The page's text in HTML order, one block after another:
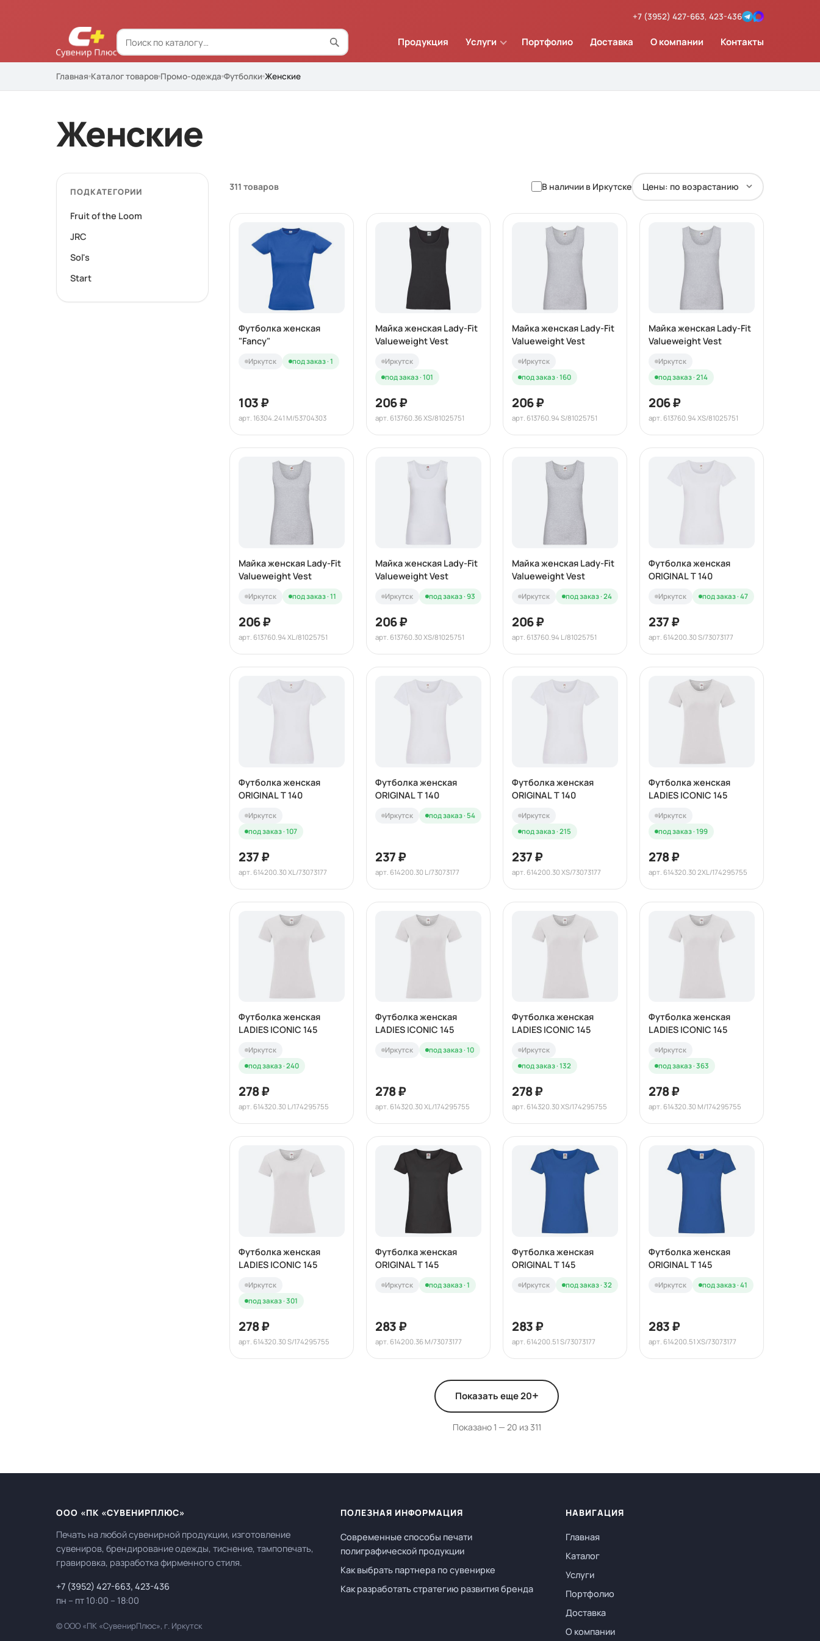
+7 (3952) 427-663, 423-436
Продукция Услуги Портфолио Доставка О компании Контакты
Главная Каталог товаров Промо-одежда Футболки Женские
Женские
ПОДКАТЕГОРИИ
Fruit of the Loom
JRC
Sol's
Start
311 товаров В наличии в Иркутске
Футболка женская
"Fancy"
Иркутск под заказ · 1
103 ₽
арт. 16304.241 M/53704303
Майка женская Lady-Fit
Valueweight Vest
Иркутск
под заказ · 101
206 ₽
арт. 613760.36 XS/81025751
Майка женская Lady-Fit
Valueweight Vest
Иркутск
под заказ · 160
206 ₽
арт. 613760.94 S/81025751
Майка женская Lady-Fit
Valueweight Vest
Иркутск
под заказ · 214
206 ₽
арт. 613760.94 XS/81025751
Майка женская Lady-Fit
Valueweight Vest
Иркутск под заказ · 11
206 ₽
арт. 613760.94 XL/81025751
Майка женская Lady-Fit
Valueweight Vest
Иркутск под заказ · 93
206 ₽
арт. 613760.30 XS/81025751
Майка женская Lady-Fit
Valueweight Vest
Иркутск под заказ · 24
206 ₽
арт. 613760.94 L/81025751
Футболка женская
ORIGINAL T 140
Иркутск под заказ · 47
237 ₽
арт. 614200.30 S/73073177
Футболка женская
ORIGINAL T 140
Иркутск
под заказ · 107
237 ₽
арт. 614200.30 XL/73073177
Футболка женская
ORIGINAL T 140
Иркутск под заказ · 54
237 ₽
арт. 614200.30 L/73073177
Футболка женская
ORIGINAL T 140
Иркутск
под заказ · 215
237 ₽
арт. 614200.30 XS/73073177
Футболка женская
LADIES ICONIC 145
Иркутск
под заказ · 199
278 ₽
арт. 614320.30 2XL/174295755
Футболка женская
LADIES ICONIC 145
Иркутск
под заказ · 240
278 ₽
арт. 614320.30 L/174295755
Футболка женская
LADIES ICONIC 145
Иркутск под заказ · 10
278 ₽
арт. 614320.30 XL/174295755
Футболка женская
LADIES ICONIC 145
Иркутск
под заказ · 132
278 ₽
арт. 614320.30 XS/174295755
Футболка женская
LADIES ICONIC 145
Иркутск
под заказ · 363
278 ₽
арт. 614320.30 M/174295755
Футболка женская
LADIES ICONIC 145
Иркутск
под заказ · 301
278 ₽
арт. 614320.30 S/174295755
Футболка женская
ORIGINAL T 145
Иркутск под заказ · 1
283 ₽
арт. 614200.36 M/73073177
Футболка женская
ORIGINAL T 145
Иркутск под заказ · 32
283 ₽
арт. 614200.51 S/73073177
Футболка женская
ORIGINAL T 145
Иркутск под заказ · 41
283 ₽
арт. 614200.51 XS/73073177
Показать еще 20+
Показано 1 — 20 из 311
ООО «ПК «СУВЕНИРПЛЮС»
Печать на любой сувенирной продукции, изготовление
сувениров, брендирование одежды, тиснение, тампопечать,
гравировка, разработка фирменного стиля.
+7 (3952) 427-663, 423-436
пн – пт 10:00 – 18:00
© ООО «ПК «СувенирПлюс», г. Иркутск
ПОЛЕЗНАЯ ИНФОРМАЦИЯ
Современные способы печати
полиграфической продукции
Как выбрать партнера по сувенирке
Как разработать стратегию развития бренда
НАВИГАЦИЯ
Главная
Каталог
Услуги
Портфолио
Доставка
О компании